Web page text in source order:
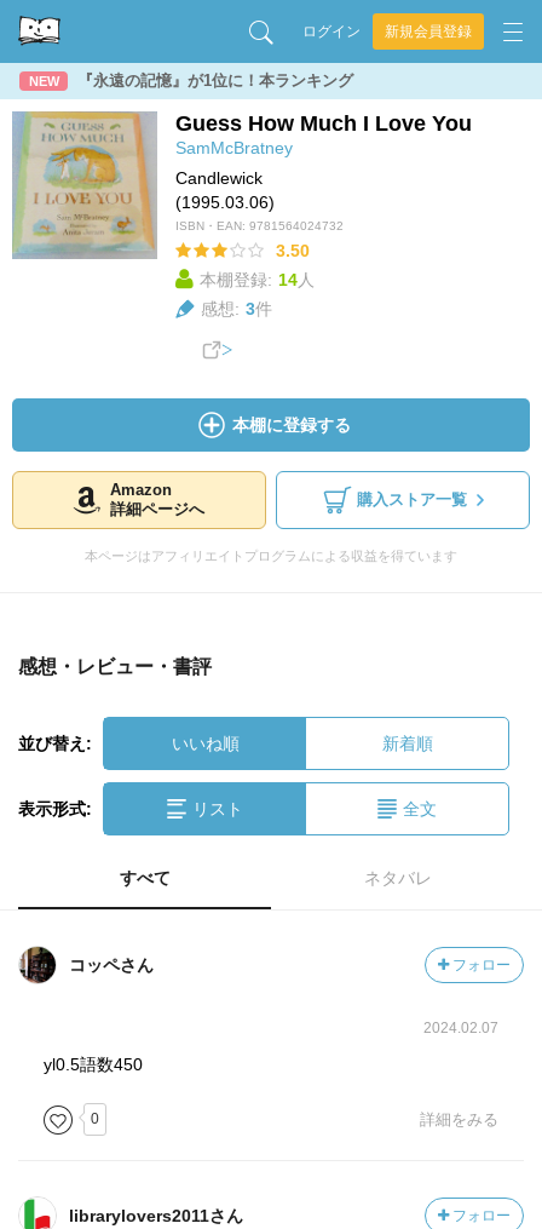
ログイン 新規会員登録
NEW 『永遠の記憶』が1位に！本ランキング
Guess How Much I Love You
SamMcBratney
Candlewick
(1995.03.06)
ISBN・EAN: 9781564024732
3.50
本棚登録: 14人
感想: 3件
本棚に登録する
Amazon
詳細ページへ
購入ストア一覧
本ページはアフィリエイトプログラムによる収益を得ています
感想・レビュー・書評
並び替え: いいね順 新着順
表示形式: リスト 全文
すべて ネタバレ
コッペさん フォロー
2024.02.07
yl0.5語数450
0 詳細をみる
librarylovers2011さん フォロー